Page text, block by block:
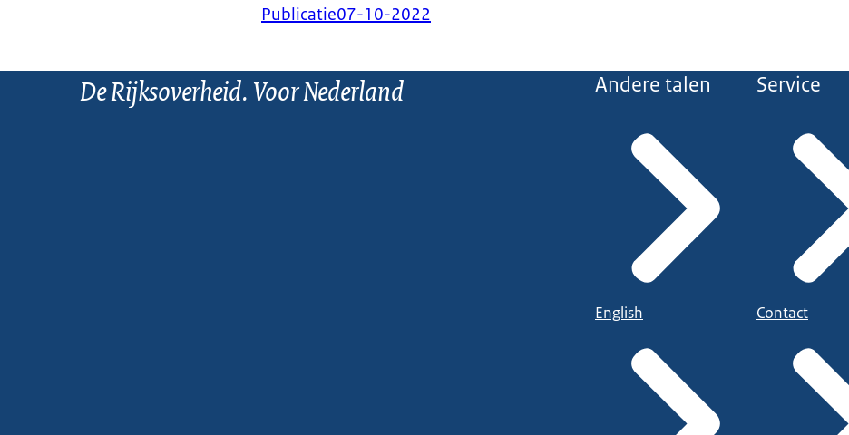
Publicatie07-10-2022
De Rijksoverheid. Voor Nederland Andere talen
English
Service
Contact